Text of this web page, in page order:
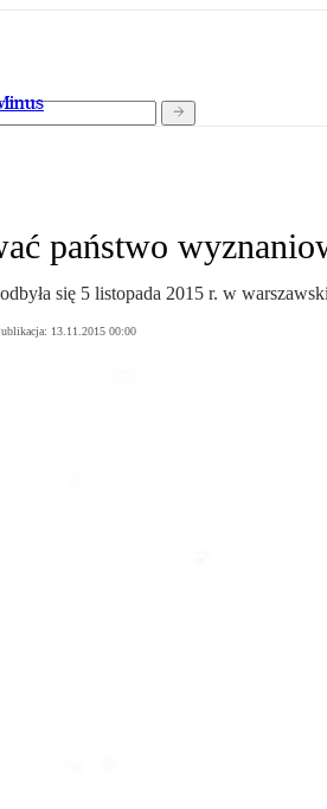
państwo
się 5 listopada 2015 r. w
13.11.2015 00:00